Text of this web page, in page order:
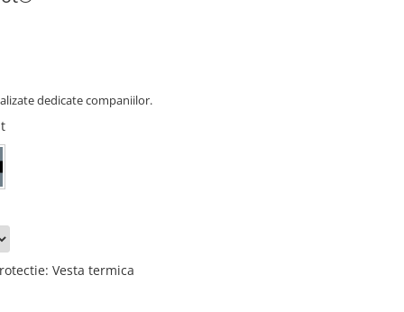
dedicate companiilor.
: Vesta termica